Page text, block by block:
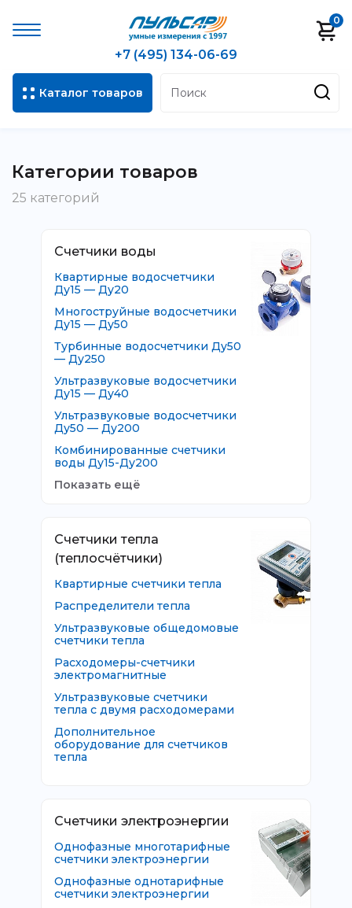
0
+7 (495) 134-06-69
Каталог товаров
Категории товаров
25 категорий
Счетчики воды
Квартирные водосчетчики
Ду15 — Ду20
Многоструйные водосчетчики
Ду15 — Ду50
Турбинные водосчетчики Ду50
— Ду250
Ультразвуковые водосчетчики
Ду15 — Ду40
Ультразвуковые водосчетчики
Ду50 — Ду200
Комбинированные счетчики
воды Ду15-Ду200
Показать ещё
Счетчики тепла
(теплосчётчики)
Квартирные счетчики тепла
Распределители тепла
Ультразвуковые общедомовые
счетчики тепла
Расходомеры-счетчики
электромагнитные
Ультразвуковые счетчики
тепла с двумя расходомерами
Дополнительное
оборудование для счетчиков
тепла
Счетчики электроэнергии
Однофазные многотарифные
счетчики электроэнергии
Однофазные однотарифные
счетчики электроэнергии